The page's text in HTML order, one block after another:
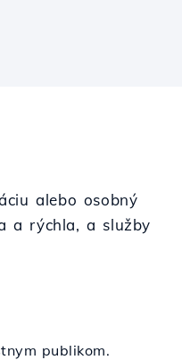
alebo osobný
a rýchla, a služby
publikom.